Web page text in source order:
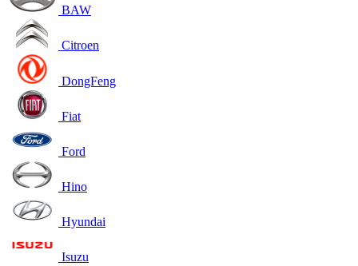
BAW
Citroen
DongFeng
Fiat
Ford
Hino
Hyundai
Isuzu